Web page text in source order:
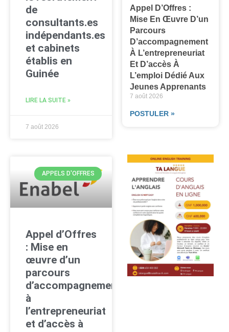
de
consultants.es
indépendants.es
et cabinets
établis en
Guinée
LIRE LA SUITE »
7 août 2026
APPELS D'OFFRES
Appel d’Offres
: Mise en
œuvre d’un
parcours
d’accompagnement
à
l’entrepreneuriat
et d’accès à
Appel D’Offres :
Mise En Œuvre D’un
Parcours
D’accompagnement
À L’entrepreneuriat
Et D’accès À
L’emploi Dédié Aux
Jeunes Apprenants
7 août 2026
POSTULER »